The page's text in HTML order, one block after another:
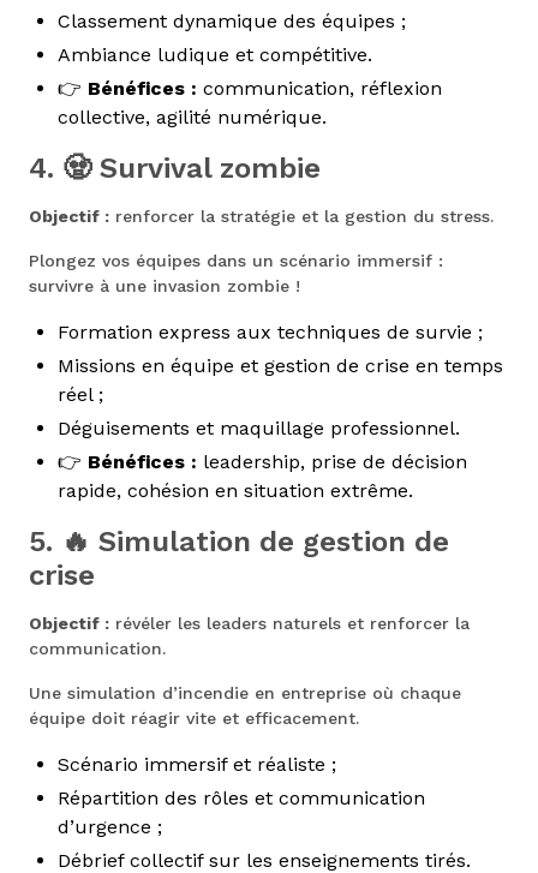
Classement dynamique des équipes ;
Ambiance ludique et compétitive.
👉 Bénéfices : communication, réflexion
collective, agilité numérique.
4. 🧟 Survival zombie
Objectif : renforcer la stratégie et la gestion du stress.
Plongez vos équipes dans un scénario immersif :
survivre à une invasion zombie !
Formation express aux techniques de survie ;
Missions en équipe et gestion de crise en temps
réel ;
Déguisements et maquillage professionnel.
👉 Bénéfices : leadership, prise de décision
rapide, cohésion en situation extrême.
5. 🔥 Simulation de gestion de
crise
Objectif : révéler les leaders naturels et renforcer la
communication.
Une simulation d’incendie en entreprise où chaque
équipe doit réagir vite et efficacement.
Scénario immersif et réaliste ;
Répartition des rôles et communication
d’urgence ;
Débrief collectif sur les enseignements tirés.